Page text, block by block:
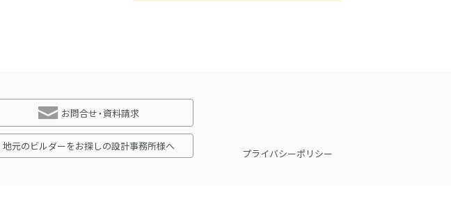
お問合せ・資料請求
地元のビルダーをお探しの設計事務所様へ
プライバシーポリシー